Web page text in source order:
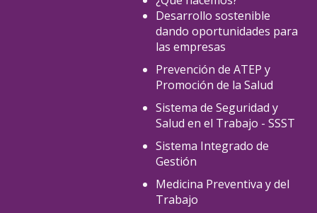
Desarrollo sostenible
dando oportunidades para
las empresas
Prevención de ATEP y
Promoción de la Salud
Sistema de Seguridad y
Salud en el Trabajo - SSST
Sistema Integrado de
Gestión
Medicina Preventiva y del
Trabajo